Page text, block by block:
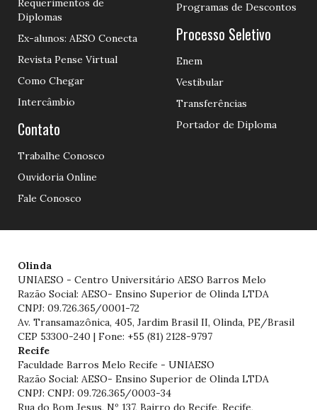
Requerimentos de
Diplomas
Ex-alunos: AESO Conecta
Revista Pense Virtual
Como Chegar
Intercâmbio
Contato
Trabalhe Conosco
Ouvidoria Online
Fale Conosco
Programas de Descontos
Processo Seletivo
Enem
Vestibular
Transferências
Portador de Diploma
Olinda
UNIAESO - Centro Universitário AESO Barros Melo
Razão Social: AESO- Ensino Superior de Olinda LTDA
CNPJ: 09.726.365/0001-72
Av. Transamazônica, 405, Jardim Brasil II, Olinda, PE/Brasil
CEP 53300-240 | Fone: +55 (81) 2128-9797
Recife
Faculdade Barros Melo Recife - UNIAESO
Razão Social: AESO- Ensino Superior de Olinda LTDA
CNPJ: CNPJ: 09.726.365/0003-34
Rua do Bom Jesus, Nº 137, Bairro do Recife, Recife,